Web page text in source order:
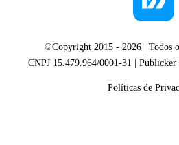
©Copyright 2015 - 2026 | Todos
CNPJ 15.479.964/0001-31 |
Políticas de